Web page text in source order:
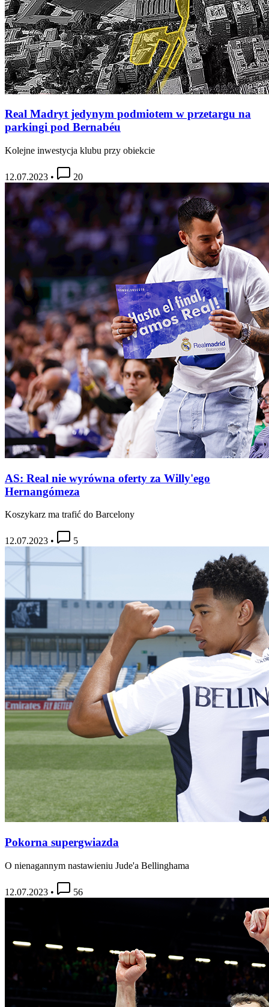
Real Madryt jedynym podmiotem w przetargu na
parkingi pod Bernabéu
Kolejne inwestycja klubu przy obiekcie
12.07.2023 • 20
AS: Real nie wyrówna oferty za Willy'ego
Hernangómeza
Koszykarz ma trafić do Barcelony
12.07.2023 • 5
Pokorna supergwiazda
O nienagannym nastawieniu Jude'a Bellinghama
12.07.2023 • 56